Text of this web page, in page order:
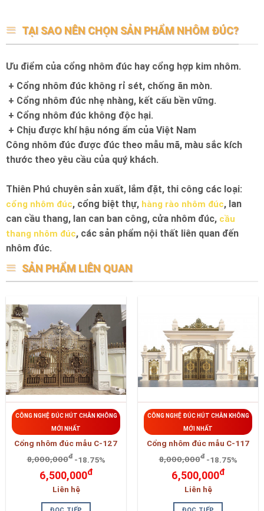
TẠI SAO NÊN CHỌN SẢN PHẨM NHÔM ĐÚC?
Ưu điểm của cổng nhôm đúc hay cổng hợp kim nhôm.
+ Cổng nhôm đúc không rỉ sét, chống ăn mòn.
+ Cổng nhôm đúc nhẹ nhàng, kết cấu bền vững.
+ Cổng nhôm đúc không độc hại.
+ Chịu được khí hậu nóng ẩm của Việt Nam
Công nhôm đúc được đúc theo mẫu mã, màu sắc kích
thước theo yêu cầu của quý khách.
Thiên Phú chuyên sản xuất, lắm đặt, thi công các loại:
cổng nhôm đúc, cổng biệt thự, hàng rào nhôm đúc, lan
can cầu thang, lan can ban công, cửa nhôm đúc, cầu
thang nhôm đúc, các sản phẩm nội thất liên quan đến
nhôm đúc.
SẢN PHẨM LIÊN QUAN
CÔNG NGHỆ ĐÚC HÚT CHÂN KHÔNG
MỚI NHẤT
Cổng nhôm đúc mẫu C-127
8,000,000đ -18.75%
6,500,000đ
Liên hệ
CÔNG NGHỆ ĐÚC HÚT CHÂN KHÔNG
MỚI NHẤT
Cổng nhôm đúc mẫu C-117
8,000,000đ -18.75%
6,500,000đ
Liên hệ